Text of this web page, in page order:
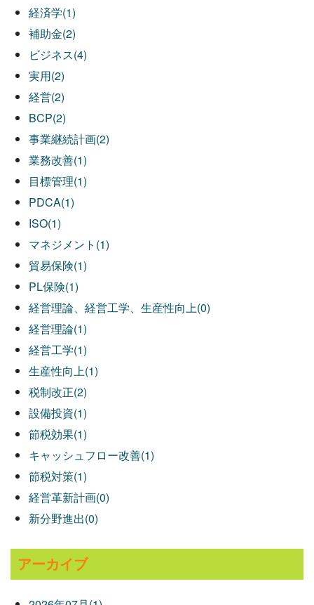
経済学(1)
補助金(2)
ビジネス(4)
実用(2)
経営(2)
BCP(2)
事業継続計画(2)
業務改善(1)
目標管理(1)
PDCA(1)
ISO(1)
マネジメント(1)
貿易保険(1)
PL保険(1)
経営理論、経営工学、生産性向上(0)
経営理論(1)
経営工学(1)
生産性向上(1)
税制改正(2)
設備投資(1)
節税効果(1)
キャッシュフロー改善(1)
節税対策(1)
経営革新計画(0)
新分野進出(0)
アーカイブ